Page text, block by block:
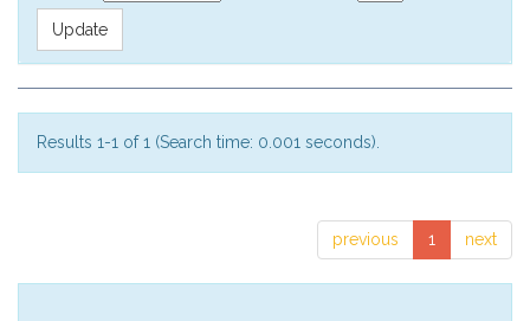
Results 1-1 of 1 (Search time: 0.001 seconds).
previous 1 next